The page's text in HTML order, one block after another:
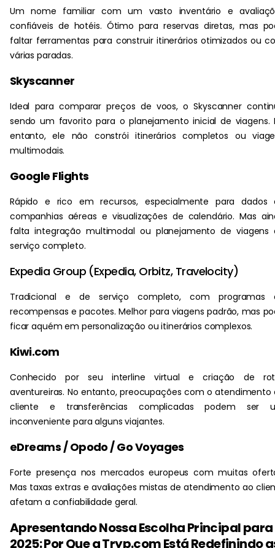
Um nome familiar com um vasto inventário e
confiáveis de hotéis. Ótimo para reservas diretas, mas
faltar ferramentas para construir itinerários otimizados ou
várias paradas.
Skyscanner
Ideal para comparar preços de voos, o Skyscanner
sendo um favorito para o planejamento inicial de viagens.
entanto, ele não constrói itinerários completos ou
multimodais.
Google Flights
Rápido e rico em recursos, especialmente para dados
companhias aéreas e visualizações de calendário. Mas
falta integração multimodal ou planejamento de viagens
serviço completo.
Expedia Group (Expedia, Orbitz, Travelocity)
Tradicional e de serviço completo, com programas
recompensas e pacotes. Melhor para viagens padrão, mas
ficar aquém em personalização ou itinerários complexos.
Kiwi.com
Conhecido por seu interline virtual e criação de
aventureiras. No entanto, preocupações com o atendimento
cliente e transferências complicadas podem ser
inconveniente para alguns viajantes.
eDreams / Opodo / Go Voyages
Forte presença nos mercados europeus com muitas
Mas taxas extras e avaliações mistas de atendimento ao
afetam a confiabilidade geral.
Apresentando Nossa Escolha Principal para
2025: Por Que a Tryp.com Está Redefinindo